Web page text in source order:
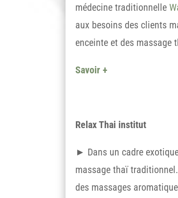
médecine traditionnelle
aux besoins des clients
enceinte et des massage
Savoir +
Relax Thai institut
► Dans un cadre
massage thaï
des massages